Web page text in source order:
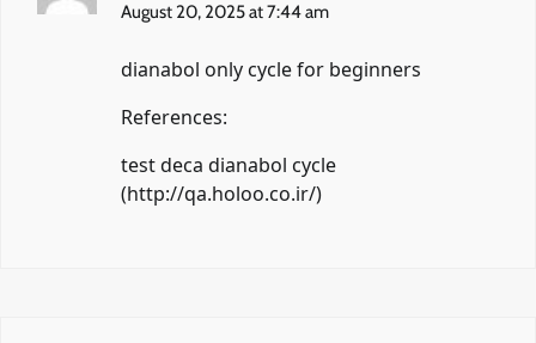
August 20, 2025 at 7:44 am
dianabol only cycle for beginners
References:
test deca dianabol cycle
(http://qa.holoo.co.ir/)